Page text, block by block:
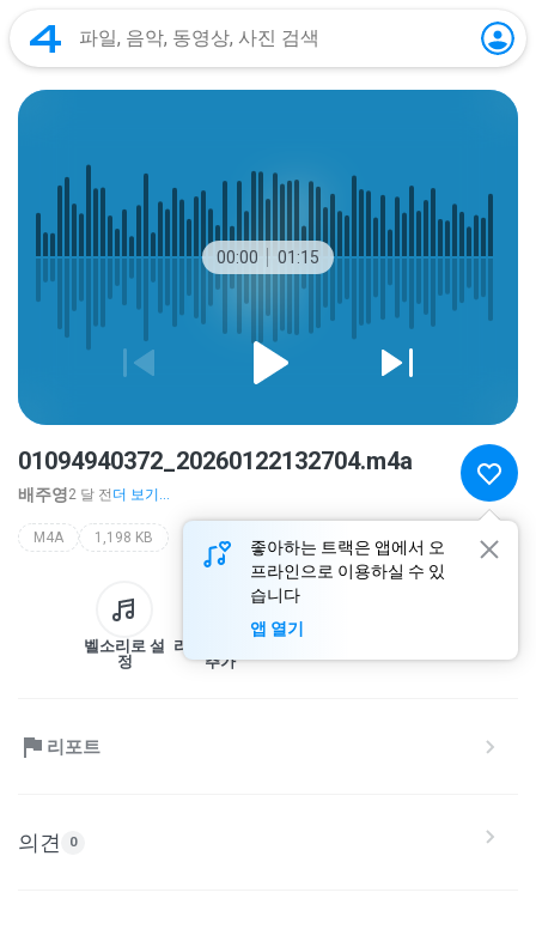
00:00 01:15
좋아하는 트랙은 앱에서 오
프라인으로 이용하실 수 있
습니다
앱 열기
01094940372_20260122132704.m4a
배주영2 달 전 더 보기...
M4A 1,198 KB
벨소리로 설
정
라이브러리에
추가
리포트
의견 0